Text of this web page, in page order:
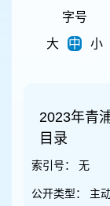
字号
大
中 小
2023年青
目录
索引号： 无
公开类型： 主